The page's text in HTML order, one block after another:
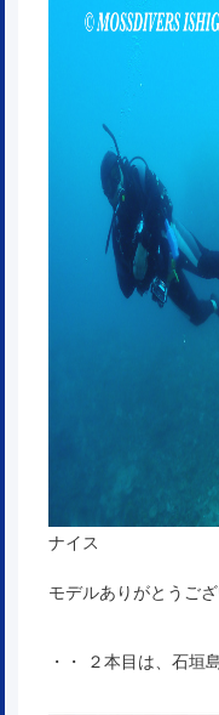
ナイス
モデルありがとうご
・・ ２本目は、石